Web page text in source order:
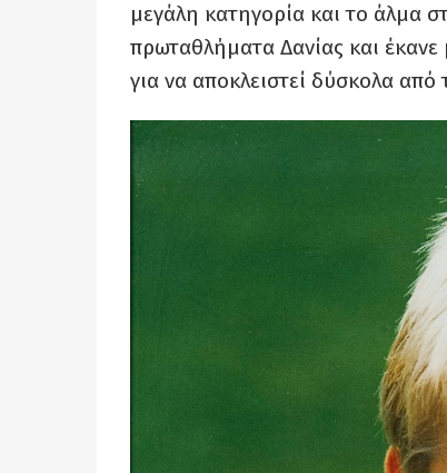
μεγάλη κατηγορία και το άλμα
πρωταθλήματα Δανίας και
για να αποκλειστεί δύσκολα